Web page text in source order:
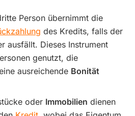
Person übernimmt die
des Kredits, falls der
ausfällt. Dieses Instrument
genutzt, die
ausreichende Bonität
oder Immobilien dienen